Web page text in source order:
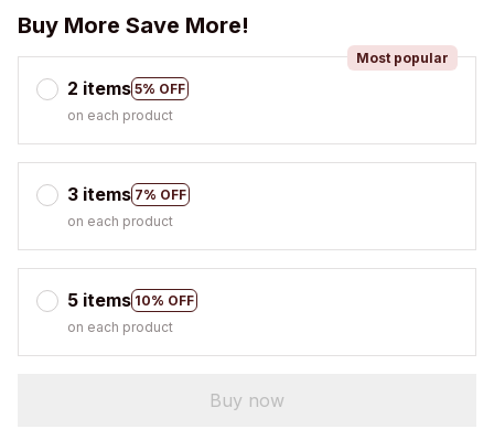
Buy More Save More!
2 items 5% OFF
Most popular
on each product
3 items 7% OFF
on each product
5 items 10% OFF
on each product
Buy now